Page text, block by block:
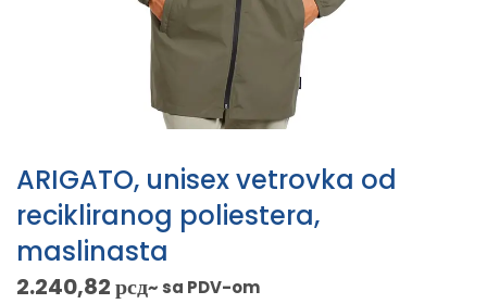
ARIGATO, unisex vetrovka od
recikliranog poliestera,
maslinasta
2.240,82рсд~ sa PDV-om